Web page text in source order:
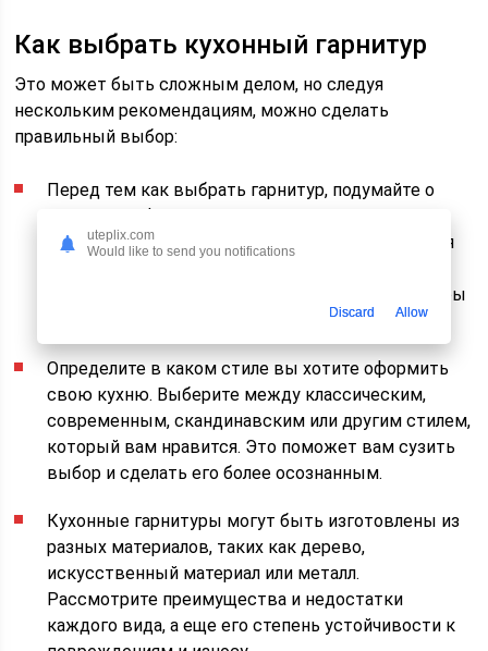
Как выбрать кухонный гарнитур
Это может быть сложным делом, но следуя
нескольким рекомендациям, можно сделать
правильный выбор:
Перед тем как выбрать гарнитур, подумайте о
том, какую функциональность он должен
предоставлять. Нужно ли вам много шкафов для
организацию открытых полочек? Учтите размеры
Определите в каком стиле вы хотите оформить
свою кухню. Выберите между классическим,
современным, скандинавским или другим стилем,
который вам нравится. Это поможет вам сузить
выбор и сделать его более осознанным.
Кухонные гарнитуры могут быть изготовлены из
разных материалов, таких как дерево,
искусственный материал или металл.
Рассмотрите преимущества и недостатки
каждого вида, а еще его степень устойчивости к
uteplix.com
Would like to send you notifications
Discard Allow